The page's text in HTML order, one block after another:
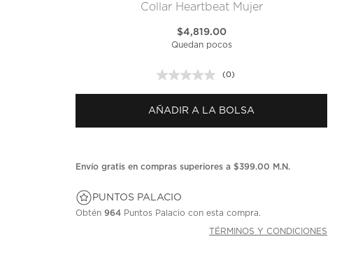
Collar Heartbeat Mujer
$4,819.00
Quedan pocos
Sin
puntuación.
en
la
(0)
AÑADIR A LA BOLSA
Envío gratis en compras superiores a $399.00 M.N.
PUNTOS PALACIO
Obtén964 Puntos Palacio con esta compra.
TÉRMINOS Y CONDICIONES